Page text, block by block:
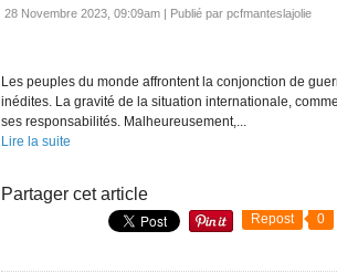
28 Novembre 2023, 09:09am | Publié par pcfmanteslajolie
Les peuples du monde affrontent la conjonction de
inédites. La gravité de la situation internationale,
ses responsabilités. Malheureusement,...
Lire la suite
Partager cet article
Repost 0